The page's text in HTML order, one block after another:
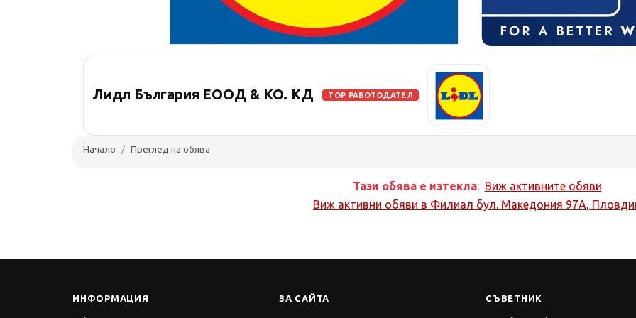
Лидл България ЕООД & КО. КД TOP РАБОТОДАТЕЛ
Начало Преглед на обява
Тази обява е изтекла: Виж активните обяви
Виж активни обяви в Филиал бул. Македония 97A,
ИНФОРМАЦИЯ ЗА САЙТА СЪВЕТНИК